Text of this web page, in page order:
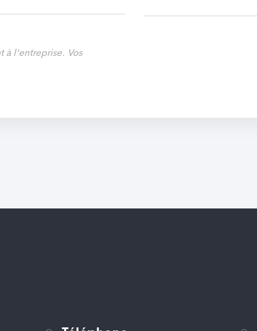
à l'entreprise. Vos